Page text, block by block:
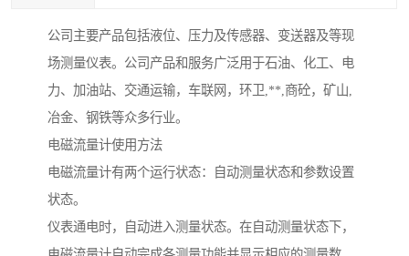
公司主要产品包括液位、压力及传感器、变送器及等现
场测量仪表。公司产品和服务广泛用于石油、化工、电
力、加油站、交通运输，车联网，环卫,**,商砼，矿山,
冶金、钢铁等众多行业。
电磁流量计使用方法
电磁流量计有两个运行状态：自动测量状态和参数设置
状态。
仪表通电时，自动进入测量状态。在自动测量状态下，